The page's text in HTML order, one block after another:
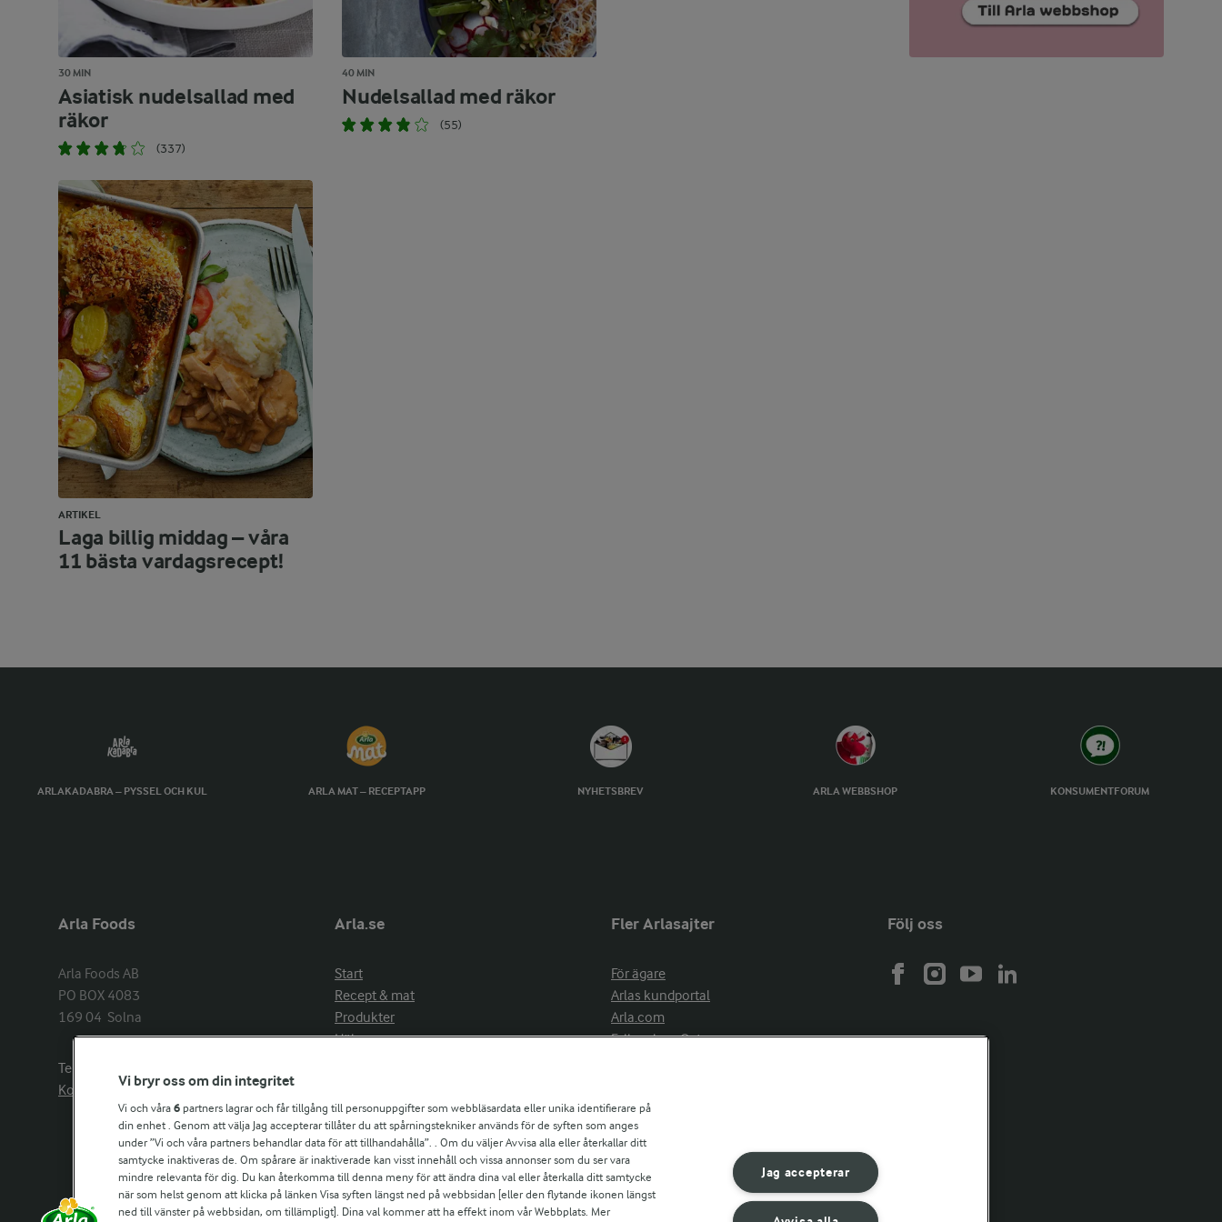
30 MIN
Asiatisk nudelsallad med
räkor
(337)
40 MIN
Nudelsallad med räkor
(55)
ARTIKEL
Laga billig middag – våra
11 bästa vardagsrecept!
ARLAKADABRA – PYSSEL OCH KUL ARLA MAT – RECEPTAPP NYHETSBREV ARLA WEBBSHOP KONSUMENTFORUM
Arla Foods
Arla Foods AB
PO BOX 4083
169 04  Solna
Telefon:
Kontakta oss
Arla.se
Start
Recept & mat
Produkter
Hälsa
Aktuellt
Om Arla
Nyheter & press
Jobb & karriär
Kontakta oss
Fler Arlasajter
För ägare
Arlas kundportal
Arla.com
Falbygdens Ost
Följ oss
Vi bryr oss om din integritet
Vi och våra 6 partners lagrar och får tillgång till personuppgifter som webbläsardata eller unika identifierare på
din enhet . Genom att välja Jag accepterar tillåter du att spårningstekniker används för de syften som anges
under ”Vi och våra partners behandlar data för att tillhandahålla”. . Om du väljer Avvisa alla eller återkallar ditt
samtycke inaktiveras de. Om spårare är inaktiverade kan visst innehåll och vissa annonser som du ser vara
mindre relevanta för dig. Du kan återkomma till denna meny för att ändra dina val eller återkalla ditt samtycke
när som helst genom att klicka på länken Visa syften längst ned på webbsidan [eller den flytande ikonen längst
ned till vänster på webbsidan, om tillämpligt]. Dina val kommer att ha effekt inom vår Webbplats. Mer
Jag accepterar